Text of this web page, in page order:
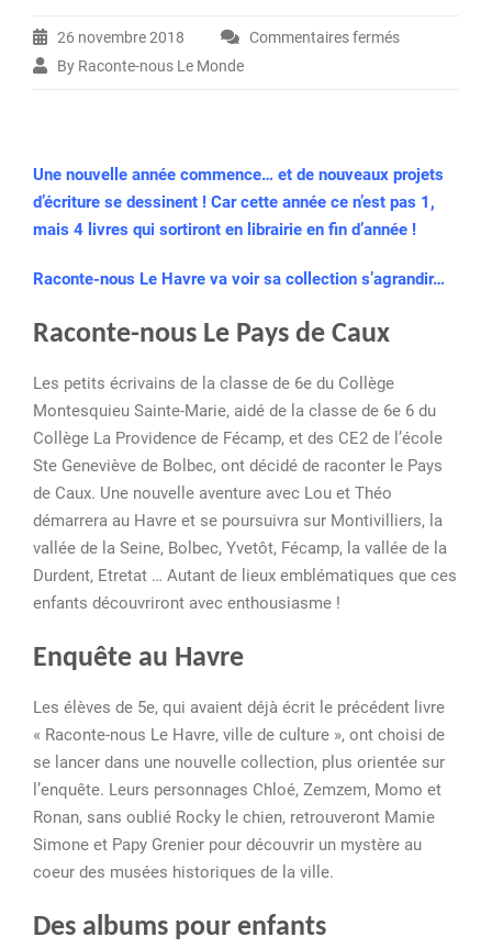
26 novembre 2018 Commentaires ferméssur
de
nouvelles
aventures
By Raconte-nous Le Monde
Une nouvelle année commence… et de nouveaux projets
d’écriture se dessinent ! Car cette année ce n’est pas 1,
mais 4 livres qui sortiront en librairie en fin d’année !
Raconte-nous Le Havre va voir sa collection s’agrandir…
Raconte-nous Le Pays de Caux
Les petits écrivains de la classe de 6e du Collège
Montesquieu Sainte-Marie, aidé de la classe de 6e 6 du
Collège La Providence de Fécamp, et des CE2 de l’école
Ste Geneviève de Bolbec, ont décidé de raconter le Pays
de Caux. Une nouvelle aventure avec Lou et Théo
démarrera au Havre et se poursuivra sur Montivilliers, la
vallée de la Seine, Bolbec, Yvetôt, Fécamp, la vallée de la
Durdent, Etretat … Autant de lieux emblématiques que ces
enfants découvriront avec enthousiasme !
Enquête au Havre
Les élèves de 5e, qui avaient déjà écrit le précédent livre
« Raconte-nous Le Havre, ville de culture », ont choisi de
se lancer dans une nouvelle collection, plus orientée sur
l’enquête. Leurs personnages Chloé, Zemzem, Momo et
Ronan, sans oublié Rocky le chien, retrouveront Mamie
Simone et Papy Grenier pour découvrir un mystère au
coeur des musées historiques de la ville.
Des albums pour enfants